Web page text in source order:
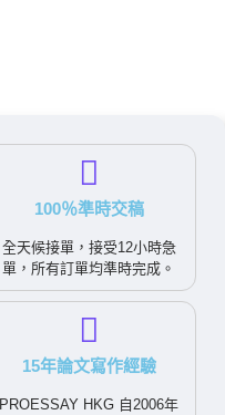
100％準時交稿
全天候接單，接受12小時急
單，所有訂單均準時完成。
15年論文寫作經驗
PROESSAY HKG 自2006年